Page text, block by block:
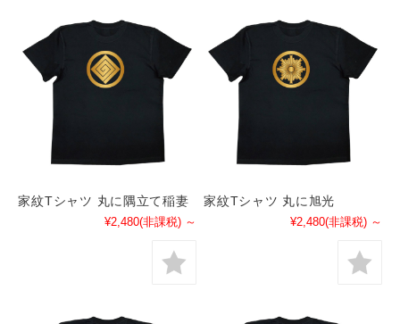
家紋Tシャツ 丸に隅立て稲妻
¥2,480(非課税) ～
家紋Tシャツ 丸に旭光
¥2,480(非課税) ～